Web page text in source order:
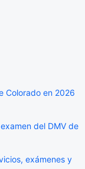
Colorado en 2026
del DMV de
exámenes y